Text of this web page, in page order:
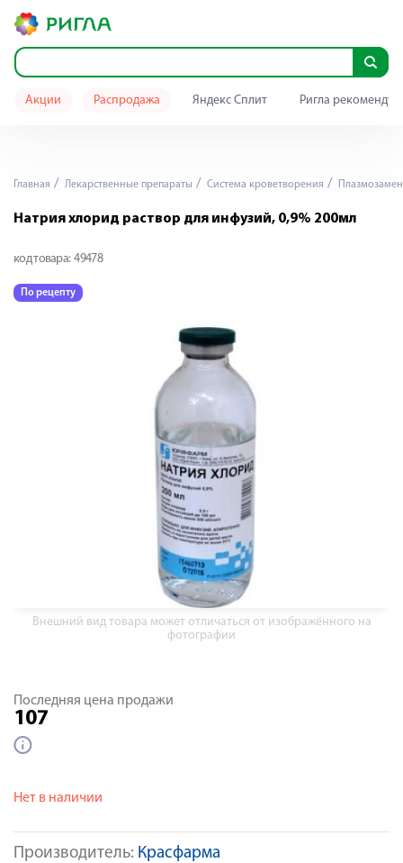
Акции Распродажа Яндекс Сплит Ригла
Главная Лекарственные препараты Система кроветворения
Натрия хлорид раствор для инфузий, 0,9% 200мл
код товара: 49478
По рецепту
Внешний вид товара может отличаться от изображённого на
фотографии
Производитель: Красфарма
Последняя цена продажи
107
Нет в наличии